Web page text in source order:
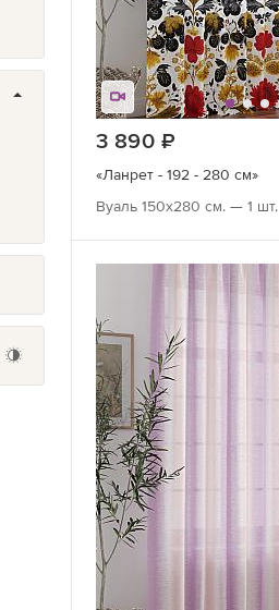
3 890
«Ланрет - 192 - 280 см»
Вуаль 150х280 см. — 1 шт.